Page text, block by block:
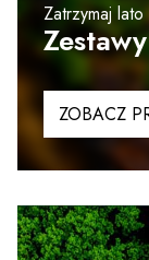
Zatrzymaj lato
ZOBACZ